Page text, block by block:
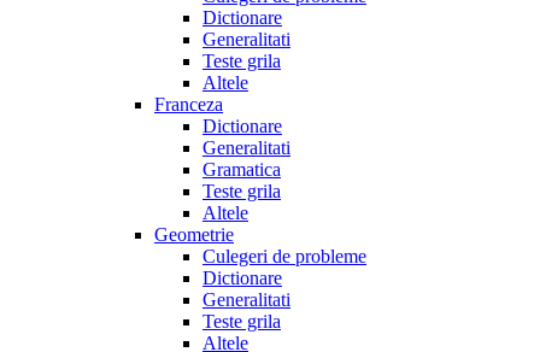
Dictionare
Generalitati
Teste grila
Altele
Franceza
Dictionare
Generalitati
Gramatica
Teste grila
Altele
Geometrie
Culegeri de probleme
Dictionare
Generalitati
Teste grila
Altele